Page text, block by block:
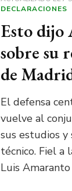
DECLARACIONES
Esto dijo
sobre su
de
El defensa
vuelve al
sus estudios
técnico. Fiel a
Luis